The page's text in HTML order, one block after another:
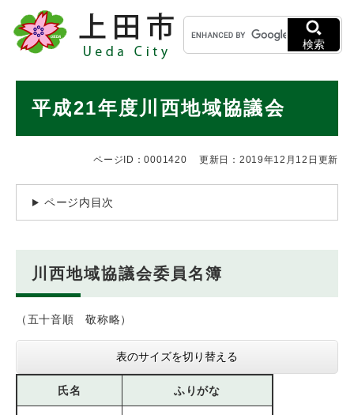
メニューを飛ばして本文へ
キ
ー
ワ
検
検索
平成21年度川西地域協議会
ページID：0001420 更新日：2019年12月12日更新
ページ内目次
川西地域協議会委員名簿
（五十音順 敬称略）
表のサイズを切り替える
氏名 ふりがな